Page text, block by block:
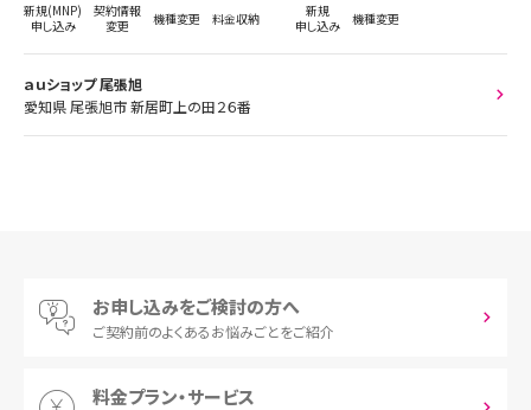
新規(MNP)
申し込み
契約情報
変更
機種変更 料金収納
新規
申し込み
機種変更
ａｕショップ 尾張旭
愛知県 尾張旭市 新居町上の田２６番
お申し込みをご検討の方へ
ご契約前のよくあるお悩みごとをご紹介
料金プラン・サービス